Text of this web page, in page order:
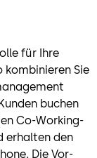
für Ihre
kombinieren Sie
buchen
Co-Working-
erhalten den
Die Vor-